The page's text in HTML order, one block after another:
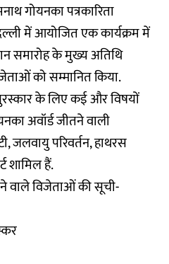
गोयनका पत्रकारिता
में आयोजित एक कार्यक्रम में
समारोह के मुख्य अतिथि
को सम्मानित किया.
के लिए कई और विषयों
अवॉर्ड जीतने वाली
जलवायु परिवर्तन, हाथरस
शामिल हैं.
वाले विजेताओं की सूची-